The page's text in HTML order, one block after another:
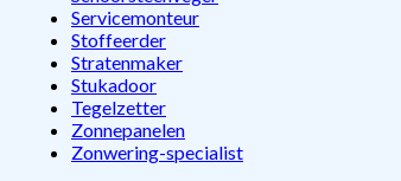
Servicemonteur
Stoffeerder
Stratenmaker
Stukadoor
Tegelzetter
Zonnepanelen
Zonwering-specialist